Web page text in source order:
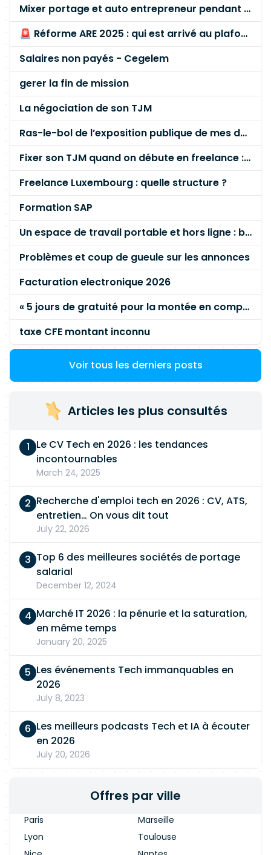
Mixer portage et auto entrepreneur pendant des années - quel risque ?
🚨 Réforme ARE 2025 : qui est arrivé au plafond des 60 % en gardant son entreprise ?
Salaires non payés - Cegelem
gerer la fin de mission
La négociation de son TJM
Ras-le-bol de l’exposition publique de mes données personnelles liées à mon entreprise
Fixer son TJM quand on débute en freelance : la méthode mathématique (et pas au feeling) 🛑
Freelance Luxembourg : quelle structure ?
Formation SAP
Un espace de travail portable et hors ligne : besoin réel ou fausse bonne idée ?
Problèmes et coup de gueule sur les annonces
Facturation electronique 2026
« 5 jours de gratuité pour la montée en compétence »
taxe CFE montant inconnu
Voir tous les derniers posts
Articles les plus consultés
Le CV Tech en 2026 : les tendances
incontournables
March 24, 2025
Recherche d'emploi tech en 2026 : CV, ATS,
entretien… On vous dit tout
July 22, 2026
Top 6 des meilleures sociétés de portage
salarial
December 12, 2024
Marché IT 2026 : la pénurie et la saturation,
en même temps
January 20, 2025
Les événements Tech immanquables en
2026
July 8, 2023
Les meilleurs podcasts Tech et IA à écouter
en 2026
July 20, 2026
Offres par ville
Paris
Marseille
Lyon
Toulouse